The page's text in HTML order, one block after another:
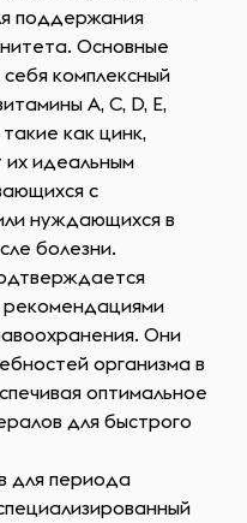
поддержания
Основные
комплексный
A, C, D, E,
как цинк,
идеальным
с
нуждающихся в
болезни.
рекомендациями
Они
организма в
оптимальное
для быстрого
для периода